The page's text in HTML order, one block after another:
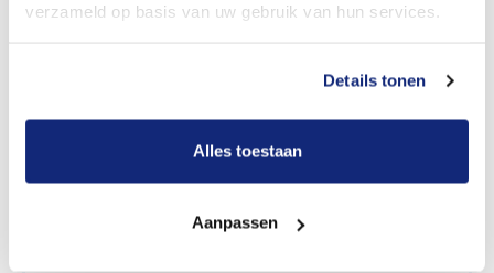
verzameld op basis van uw gebruik van hun services.
Details tonen
Alles toestaan
Aanpassen
Een volledig verzorgde uitvaart